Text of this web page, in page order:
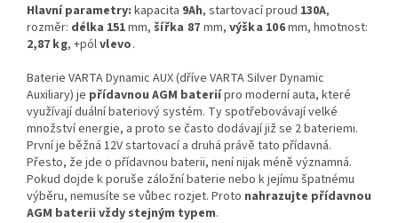
Hlavní parametry: kapacita 9Ah, startovací proud 130A,
rozměr: délka 151mm, šířka 87 mm, výška 106mm, hmotnost:
2,87 kg, +pólvlevo.
Baterie VARTA Dynamic AUX(dříve VARTA Silver Dynamic
Auxiliary) je přídavnou AGM bateriípro moderní auta, které
využívají duální bateriový systém. Ty spotřebovávají velké
množství energie, a proto se často dodávají již se 2 bateriemi.
První je běžná 12V startovací a druhá právě tato přídavná.
Přesto, že jde o přídavnou baterii, není nijak méně významná.
Pokud dojde k poruše záložní baterie nebo k jejímu špatnému
výběru, nemusíte se vůbec rozjet. Proto nahrazujte přídavnou
AGM baterii vždy stejným typem.